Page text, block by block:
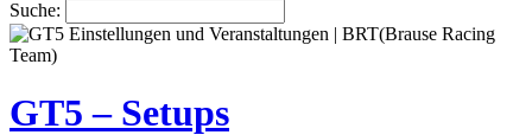
Suche:
GT5 – Setups